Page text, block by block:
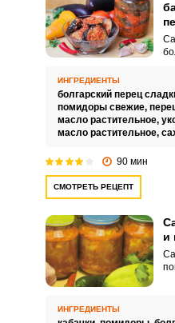
ИНГРЕДИЕНТЫ
болгарский перец
помидоры свежие,
масло растительное,
масло растительное,
90 мин
СМОТРЕТЬ РЕЦЕПТ
и
ИНГРЕДИЕНТЫ